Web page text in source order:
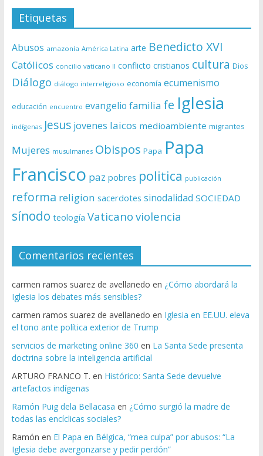
Etiquetas
Abusos amazonía América Latina arte Benedicto XVI
Católicos concilio vaticano II conflicto cristianos cultura Dios
Diálogo diálogo interreligioso economía ecumenismo
educación encuentro evangelio familia fe Iglesia
indígenas Jesus jovenes laicos medioambiente migrantes
Mujeres musulmanes Obispos Papa Papa
Francisco paz pobres politica publicación
reforma religion sacerdotes sinodalidad SOCIEDAD
sínodo teología Vaticano violencia
Comentarios recientes
carmen ramos suarez de avellanedo en ¿Cómo abordará la
Iglesia los debates más sensibles?
carmen ramos suarez de avellanedo en Iglesia en EE.UU. eleva
el tono ante política exterior de Trump
servicios de marketing online 360 en La Santa Sede presenta
doctrina sobre la inteligencia artificial
ARTURO FRANCO T. en Histórico: Santa Sede devuelve
artefactos indígenas
Ramón Puig dela Bellacasa en ¿Cómo surgió la madre de
todas las encíclicas sociales?
Ramón en El Papa en Bélgica, “mea culpa” por abusos: “La
Iglesia debe avergonzarse y pedir perdón”